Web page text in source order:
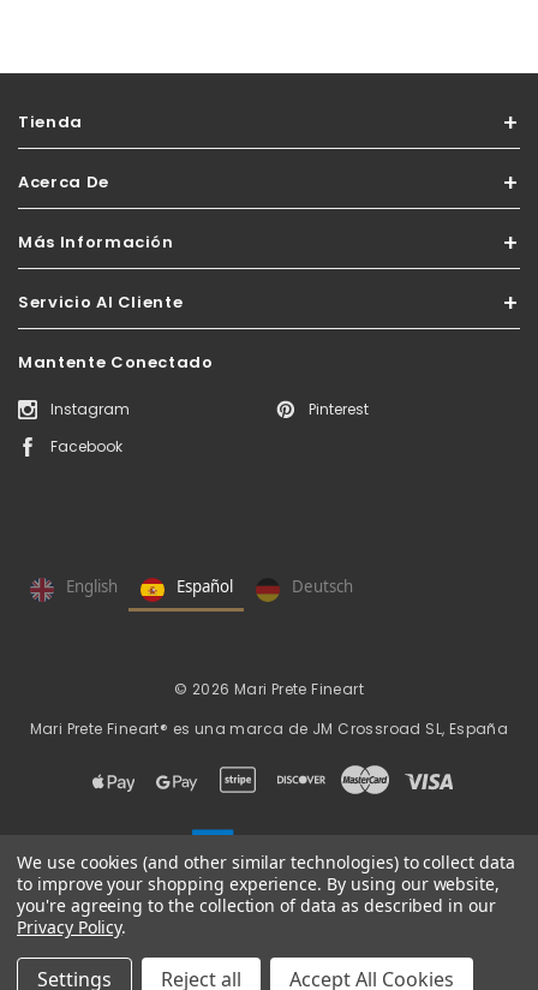
Tienda
Acerca De
Más Información
Servicio Al Cliente
Mantente Conectado
Instagram
Facebook
Pinterest
English Español Deutsch
© 2026 Mari Prete Fineart
Mari Prete Fineart® es una marca de JM Crossroad SL, España
Información
legal
Términos y
condiciones
Política de
privacidad
Protección de
datos
|
Política de
We use cookies (and other similar technologies) to collect data
to improve your shopping experience. By using our website,
you're agreeing to the collection of data as described in our
Privacy Policy.
Settings Reject all Accept All Cookies